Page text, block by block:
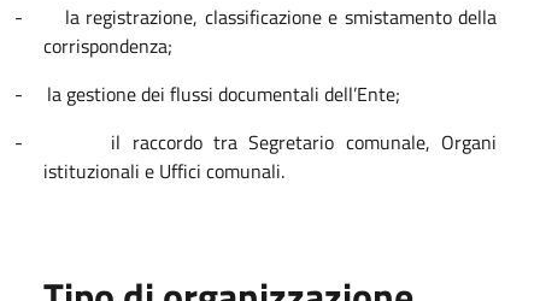
-
la registrazione, classificazione e smistamento della
corrispondenza;
-
la gestione dei flussi documentali dell’Ente;
-
il raccordo tra Segretario comunale, Organi
istituzionali e Uffici comunali.